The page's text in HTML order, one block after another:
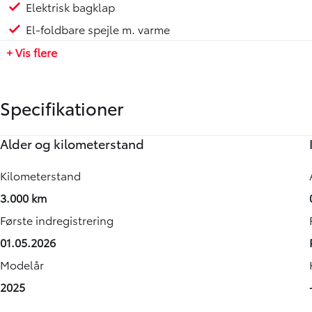
Elektrisk bagklap
El-foldbare spejle m. varme
+ Vis flere
Specifikationer
Alder og kilometerstand
Kilometerstand
3.000 km
Første indregistrering
01.05.2026
Modelår
2025
Motor og ydelse
0-100 km/t
-
Tophastighed
-
Maksimal effekt
224 HK
Elektriske egenskaber
Batteristørrelse
-
Rækkevidde (WLTP)
-
CO2 Udledning
-
Rummelighed og mål
Køreklar vægt
-
Totalvægt
-
Antal sæder
-
Økonomi
Energiforbrug (WLTP)
-
Grøn ejerafgift (årlig)
-
Leveringsomkostninger (inkl.)
4.680 kr.
Annoncedata
Senest rettet
06-08-2026
Vognnummer
917559